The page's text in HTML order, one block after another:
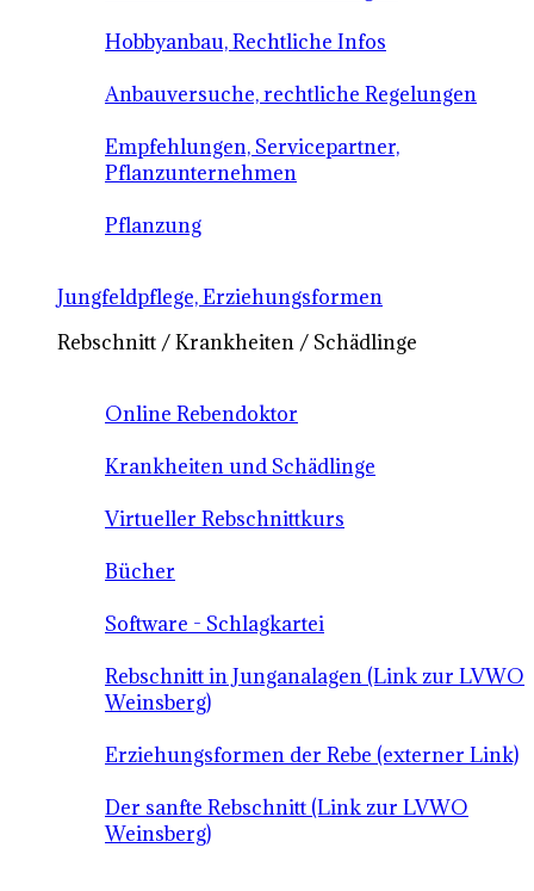
Hobbyanbau, Rechtliche Infos
Anbauversuche, rechtliche Regelungen
Empfehlungen, Servicepartner,
Pflanzunternehmen
Pflanzung
Jungfeldpflege, Erziehungsformen
Rebschnitt / Krankheiten / Schädlinge
Online Rebendoktor
Krankheiten und Schädlinge
Virtueller Rebschnittkurs
Bücher
Software - Schlagkartei
Rebschnitt in Junganalagen (Link zur LVWO
Weinsberg)
Erziehungsformen der Rebe (externer Link)
Der sanfte Rebschnitt (Link zur LVWO
Weinsberg)